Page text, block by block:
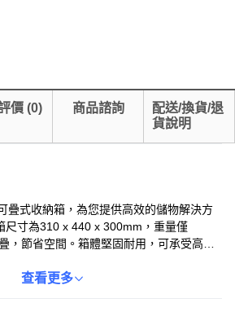
價 (0) 商品諮詢
配送/換貨/退
貨說明
疊式收納箱，為您提供高效的儲物解決方
尺寸為310 x 440 x 300mm，重量僅
，節省空間。箱體堅固耐用，可承受高達
對。採用PP聚丙烯材質，確保產品的耐用
查看更多